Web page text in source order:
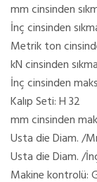
mm cinsinden
İnç cinsinden
Metrik ton
kN cinsinden
İnç cinsinden
Kalıp Seti: H 32
mm cinsinden
Usta die Diam. /
Usta die Diam. /
Makine kontrolü: